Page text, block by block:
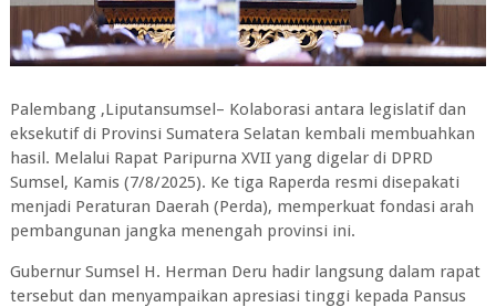
Palembang ,Liputansumsel– Kolaborasi antara legislatif dan
eksekutif di Provinsi Sumatera Selatan kembali membuahkan
hasil. Melalui Rapat Paripurna XVII yang digelar di DPRD
Sumsel, Kamis (7/8/2025). Ke tiga Raperda resmi disepakati
menjadi Peraturan Daerah (Perda), memperkuat fondasi arah
pembangunan jangka menengah provinsi ini.
Gubernur Sumsel H. Herman Deru hadir langsung dalam rapat
tersebut dan menyampaikan apresiasi tinggi kepada Pansus